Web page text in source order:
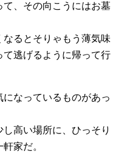
、その向こうにはお墓
るとそりゃもう薄気味
逃げるように帰って行
なっているものがあっ
高い場所に、ひっそり
家だ。